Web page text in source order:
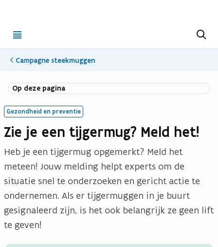
menu
Campagne steekmuggen
Op deze pagina
Gezondheid en preventie
Zie je een tijgermug? Meld het!
Heb je een tijgermug opgemerkt? Meld het
meteen! Jouw melding helpt experts om de
situatie snel te onderzoeken en gericht actie te
ondernemen. Als er tijgermuggen in je buurt
gesignaleerd zijn, is het ook belangrijk ze geen lift
te geven!